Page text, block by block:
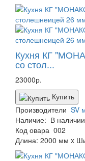
Кухня КГ
со стол...
23000р.
Купить
Производители SV
Наличие: В наличии
Код овара 002
Длина: 2000 мм x